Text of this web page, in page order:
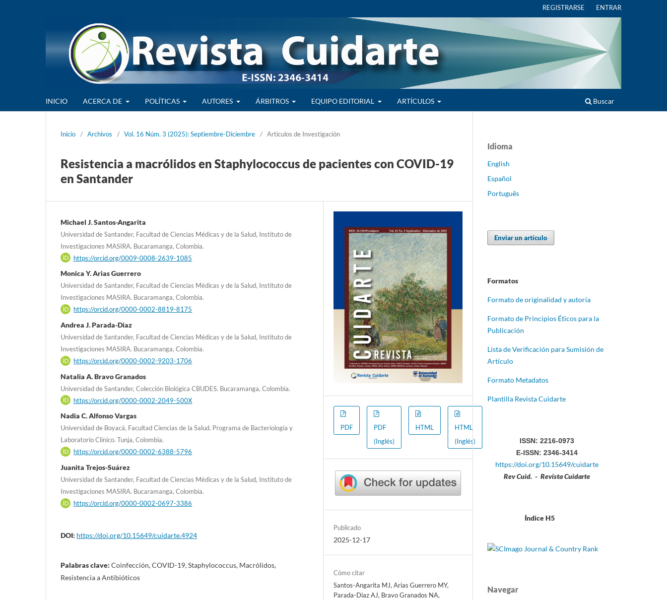
INICIO ACERCA DE POLÍTICAS AUTORES ÁRBITROS EQUIPO EDITORIAL ARTÍCULOS Buscar
REGISTRARSE ENTRAR
Inicio / Archivos / Vol. 16 Núm. 3 (2025): Septiembre-Diciembre / Artículos de Investigación
Resistencia a macrólidos en Staphylococcus de pacientes con COVID-19
en Santander
Michael J. Santos-Angarita
Universidad de Santander, Facultad de Ciencias Médicas y de la Salud, Instituto de
Investigaciones MASIRA. Bucaramanga, Colombia.
https://orcid.org/0009-0008-2639-1085
Monica Y. Arias Guerrero
Universidad de Santander, Facultad de Ciencias Médicas y de la Salud, Instituto de
Investigaciones MASIRA. Bucaramanga, Colombia.
https://orcid.org/0000-0002-8819-8175
Andrea J. Parada-Diaz
Universidad de Santander, Facultad de Ciencias Médicas y de la Salud, Instituto de
Investigaciones MASIRA. Bucaramanga, Colombia.
https://orcid.org/0000-0002-9203-1706
Natalia A. Bravo Granados
Universidad de Santander, Colección Biológica CBUDES. Bucaramanga, Colombia.
https://orcid.org/0000-0002-2049-500X
Nadia C. Alfonso Vargas
Universidad de Boyacá, Facultad Ciencias de la Salud. Programa de Bacteriología y
Laboratorio Clínico. Tunja, Colombia.
https://orcid.org/0000-0002-6388-5796
Juanita Trejos-Suárez
Universidad de Santander, Facultad de Ciencias Médicas y de la Salud, Instituto de
Investigaciones MASIRA. Bucaramanga, Colombia.
https://orcid.org/0000-0002-0697-3386
DOI: https://doi.org/10.15649/cuidarte.4924
Palabras clave: Coinfección, COVID-19, Staphylococcus, Macrólidos,
Resistencia a Antibióticos
PDF
PDF
(Inglés)
HTML
HTML
(Inglés)
Publicado
2025-12-17
Cómo citar
Santos-Angarita MJ, Arias Guerrero MY,
Parada-Diaz AJ, Bravo Granados NA,
Idioma
English
Español
Português
Enviar un artículo
Formatos
Formato de originalidad y autoría
Formato de Principios Éticos para la
Publicación
Lista de Verificación para Sumisión de
Artículo
Formato Metadatos
Plantilla Revista Cuidarte
ISSN: 2216-0973
E-ISSN: 2346-3414
https://doi.org/10.15649/cuidarte
Rev Cuid. - Revista Cuidarte
Índice H5
Navegar